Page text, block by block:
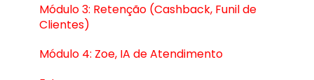
Pagamentos
Fortaleza (CE)
Módulo 3: Retenção (Cashback, Funil de
Clientes)
Módulo 4: Zoe, IA de Atendimento